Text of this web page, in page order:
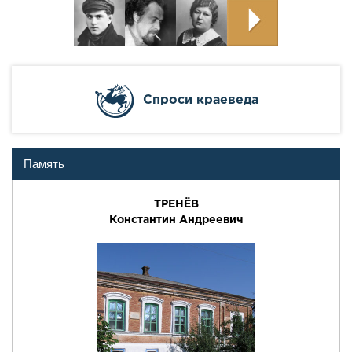
Cпроси краеведа
Память
ТРЕНЁВ
Константин Андреевич